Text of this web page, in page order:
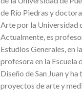
de Río Piedras y
Arte por la Universidad
Actualmente, es
Estudios Generales, en
profesora en la Escuela
Diseño de San Juan y
proyectos de arte y